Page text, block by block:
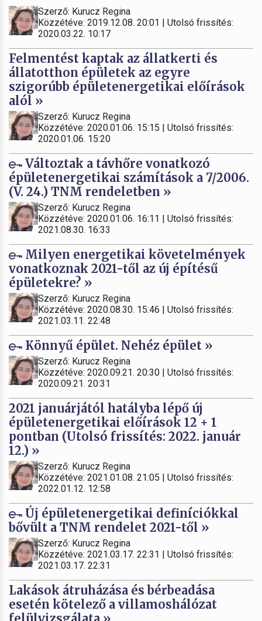
Szerző: Kurucz Regina
Közzétéve: 2019.12.08. 20:01 | Utolsó frissítés:
2020.03.22. 10:17
Felmentést kaptak az állatkerti és
állatotthon épületek az egyre
szigorúbb épületenergetikai előírások
alól »
Szerző: Kurucz Regina
Közzétéve: 2020.01.06. 15:15 | Utolsó frissítés:
2020.01.06. 15:20
Változtak a távhőre vonatkozó
épületenergetikai számítások a 7/2006.
(V. 24.) TNM rendeletben »
Szerző: Kurucz Regina
Közzétéve: 2020.01.06. 16:11 | Utolsó frissítés:
2021.08.30. 16:33
Milyen energetikai követelmények
vonatkoznak 2021-től az új építésű
épületekre? »
Szerző: Kurucz Regina
Közzétéve: 2020.08.30. 15:46 | Utolsó frissítés:
2021.03.11. 22:48
Könnyű épület. Nehéz épület »
Szerző: Kurucz Regina
Közzétéve: 2020.09.21. 20:30 | Utolsó frissítés:
2020.09.21. 20:31
2021 januárjától hatályba lépő új
épületenergetikai előírások 12 + 1
pontban (Utolsó frissítés: 2022. január
12.) »
Szerző: Kurucz Regina
Közzétéve: 2021.01.08. 21:05 | Utolsó frissítés:
2022.01.12. 12:58
Új épületenergetikai definíciókkal
bővült a TNM rendelet 2021-től »
Szerző: Kurucz Regina
Közzétéve: 2021.03.17. 22:31 | Utolsó frissítés:
2021.03.17. 22:31
Lakások átruházása és bérbeadása
esetén kötelező a villamoshálózat